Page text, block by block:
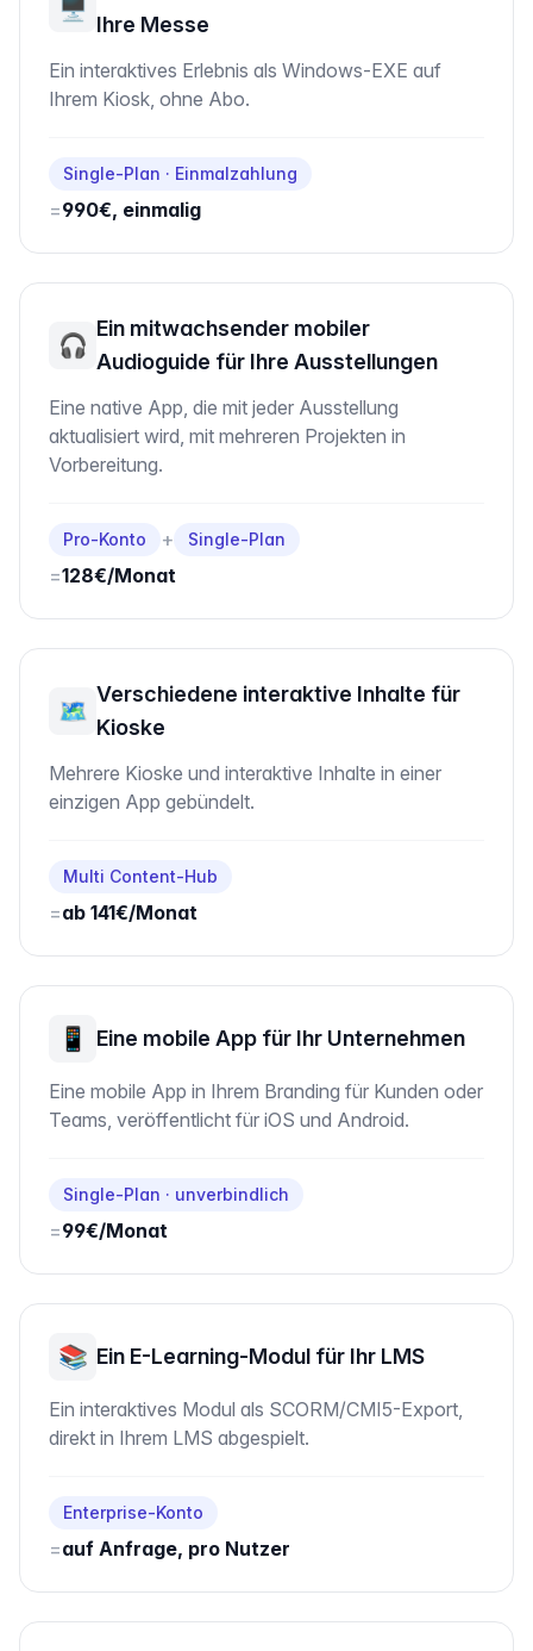
🖥️
Ihre Messe
Ein interaktives Erlebnis als Windows-EXE auf
Ihrem Kiosk, ohne Abo.
Single-Plan · Einmalzahlung
=990€, einmalig
🎧
Ein mitwachsender mobiler
Audioguide für Ihre Ausstellungen
Eine native App, die mit jeder Ausstellung
aktualisiert wird, mit mehreren Projekten in
Vorbereitung.
Pro-Konto + Single-Plan
=128€/Monat
🗺️
Verschiedene interaktive Inhalte für
Kioske
Mehrere Kioske und interaktive Inhalte in einer
einzigen App gebündelt.
Multi Content-Hub
=ab 141€/Monat
📱 Eine mobile App für Ihr Unternehmen
Eine mobile App in Ihrem Branding für Kunden oder
Teams, veröffentlicht für iOS und Android.
Single-Plan · unverbindlich
=99€/Monat
📚 Ein E-Learning-Modul für Ihr LMS
Ein interaktives Modul als SCORM/CMI5-Export,
direkt in Ihrem LMS abgespielt.
Enterprise-Konto
=auf Anfrage, pro Nutzer